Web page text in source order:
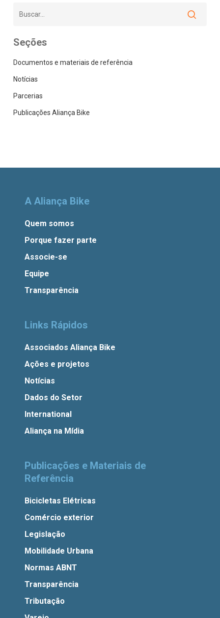
Seções
Documentos e materiais de referência
Notícias
Parcerias
Publicações Aliança Bike
A Aliança Bike
Quem somos
Porque fazer parte
Associe-se
Equipe
Transparência
Links Rápidos
Associados Aliança Bike
Ações e projetos
Notícias
Dados do Setor
International
Aliança na Mídia
Publicações e Materiais de
Referência
Bicicletas Elétricas
Comércio exterior
Legislação
Mobilidade Urbana
Normas ABNT
Transparência
Tributação